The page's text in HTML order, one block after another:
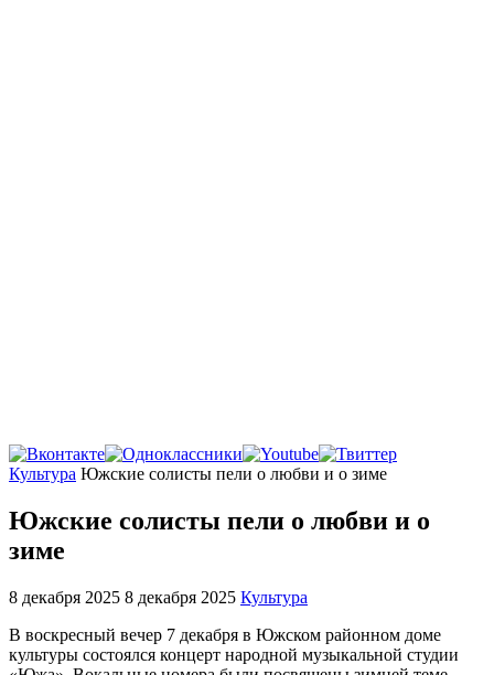
Главная
Культура Южские солисты пели о любви и о зиме
Южские солисты пели о любви и о
зиме
8 декабря 2025 8 декабря 2025 Культура
В воскресный вечер 7 декабря в Южском районном доме
культуры состоялся концерт народной музыкальной студии